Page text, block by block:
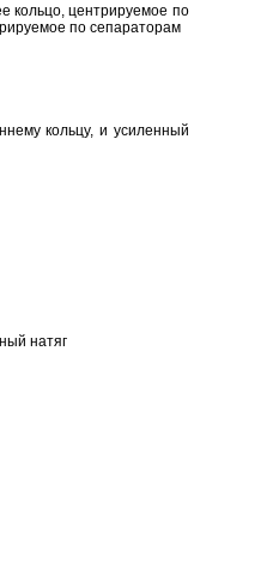
кольцо, центрируемое по
по сепараторам
кольцу, и усиленный
натяг